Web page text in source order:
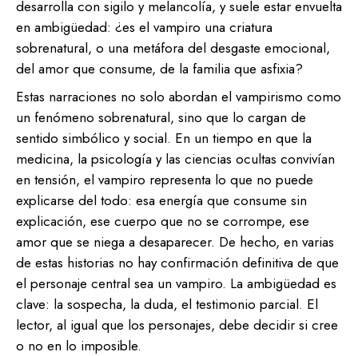
desarrolla con sigilo y melancolía, y suele estar envuelta
en ambigüedad: ¿es el vampiro una criatura
sobrenatural, o una metáfora del desgaste emocional,
del amor que consume, de la familia que asfixia?
Estas narraciones no solo abordan el vampirismo como
un fenómeno sobrenatural, sino que lo cargan de
sentido simbólico y social. En un tiempo en que la
medicina, la psicología y las ciencias ocultas convivían
en tensión, el vampiro representa lo que no puede
explicarse del todo: esa energía que consume sin
explicación, ese cuerpo que no se corrompe, ese
amor que se niega a desaparecer. De hecho, en varias
de estas historias no hay confirmación definitiva de que
el personaje central sea un vampiro. La ambigüedad es
clave: la sospecha, la duda, el testimonio parcial. El
lector, al igual que los personajes, debe decidir si cree
o no en lo imposible.